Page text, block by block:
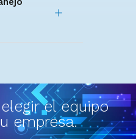
el equipo
empresa.